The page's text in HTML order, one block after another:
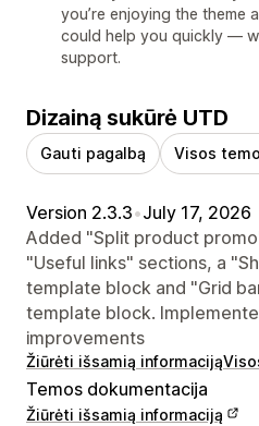
you’re enjoying the theme
could help you quickly —
support.
Dizainą sukūrė UTD
Gauti pagalbą Visos
Version 2.3.3•July 17, 2026
Added "Split product
"Useful links" sections, a
template block and "Grid
template block.
improvements
Žiūrėti išsamią informaciją
Temos dokumentacija
Žiūrėti išsamią informaciją